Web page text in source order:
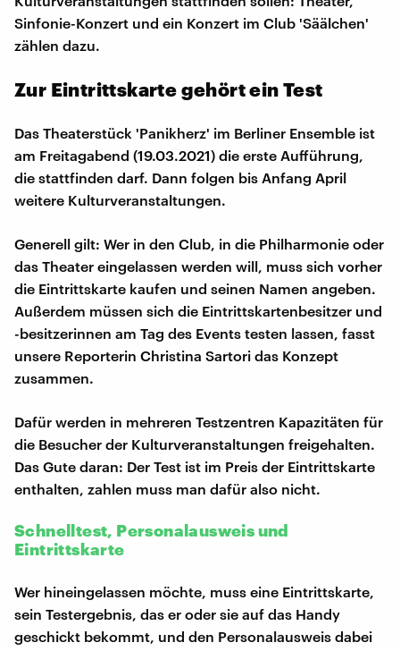
Sinfonie-Konzert und ein Konzert im Club 'Säälchen'
zählen dazu.
Zur Eintrittskarte gehört ein Test
Das Theaterstück 'Panikherz' im Berliner Ensemble ist
am Freitagabend (19.03.2021) die erste Aufführung,
die stattfinden darf. Dann folgen bis Anfang April
weitere Kulturveranstaltungen.
Generell gilt: Wer in den Club, in die Philharmonie oder
das Theater eingelassen werden will, muss sich vorher
die Eintrittskarte kaufen und seinen Namen angeben.
Außerdem müssen sich die Eintrittskartenbesitzer und
-besitzerinnen am Tag des Events testen lassen, fasst
unsere Reporterin Christina Sartori das Konzept
zusammen.
Dafür werden in mehreren Testzentren Kapazitäten für
die Besucher der Kulturveranstaltungen freigehalten.
Das Gute daran: Der Test ist im Preis der Eintrittskarte
enthalten, zahlen muss man dafür also nicht.
Schnelltest, Personalausweis und
Eintrittskarte
Wer hineingelassen möchte, muss eine Eintrittskarte,
sein Testergebnis, das er oder sie auf das Handy
geschickt bekommt, und den Personalausweis dabei